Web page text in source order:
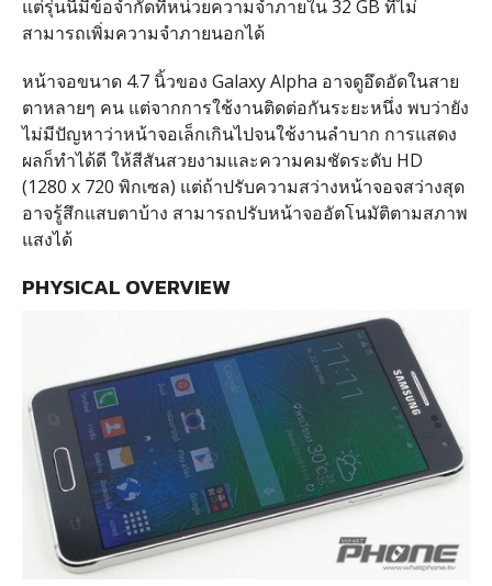
แต่รุ่นนี้มีข้อจำกัดที่หน่วยความจำภายใน 32 GB ที่ไม่
สามารถเพิ่มความจำภายนอกได้
หน้าจอขนาด 4.7 นิ้วของ Galaxy Alpha อาจดูอึดอัดในสาย
ตาหลายๆ คน แต่จากการใช้งานติดต่อกันระยะหนึ่ง พบว่ายัง
ไม่มีปัญหาว่าหน้าจอเล็กเกินไปจนใช้งานลำบาก การแสดง
ผลก็ทำได้ดี ให้สีสันสวยงามและความคมชัดระดับ HD
(1280 x 720 พิกเซล) แต่ถ้าปรับความสว่างหน้าจอจสว่างสุด
อาจรู้สึกแสบตาบ้าง สามารถปรับหน้าจออัตโนมัติตามสภาพ
แสงได้
PHYSICAL OVERVIEW